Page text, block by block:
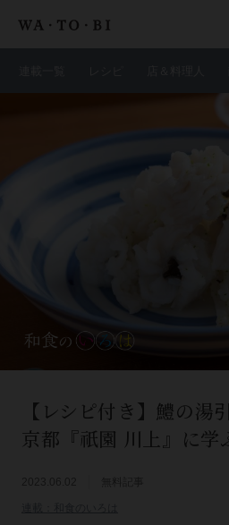
【レシピ付き】鱧の湯
京都『祇園 川上』に学